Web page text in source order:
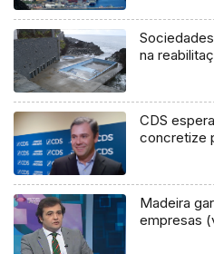
na
CDS
concretize
Madeira
empresas